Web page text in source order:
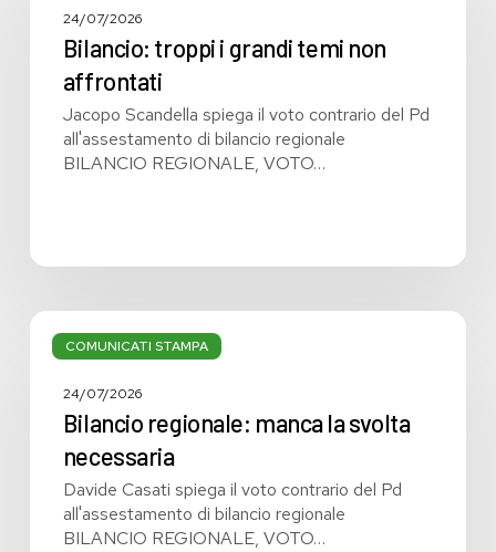
grandi
affrontati
24/07/2026
Bilancio: troppi i grandi temi non
affrontati
Jacopo Scandella spiega il voto contrario del Pd
all'assestamento di bilancio regionale
BILANCIO REGIONALE, VOTO…
COMUNICATI STAMPA
Bilancio
regionale:
svolta
24/07/2026
Bilancio regionale: manca la svolta
necessaria
Davide Casati spiega il voto contrario del Pd
all'assestamento di bilancio regionale
BILANCIO REGIONALE, VOTO…